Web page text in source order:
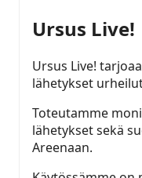
Ursus Live!
Ursus Live!
lähetykset
Toteutamme
lähetykset sekä
Areenaan.